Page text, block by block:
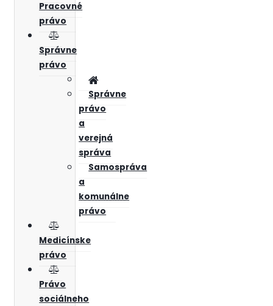
Pracovné
právo
Správne
právo
Správne
právo
a
verejná
správa
Samospráva
a
komunálne
právo
Medicínske
právo
Právo
sociálneho